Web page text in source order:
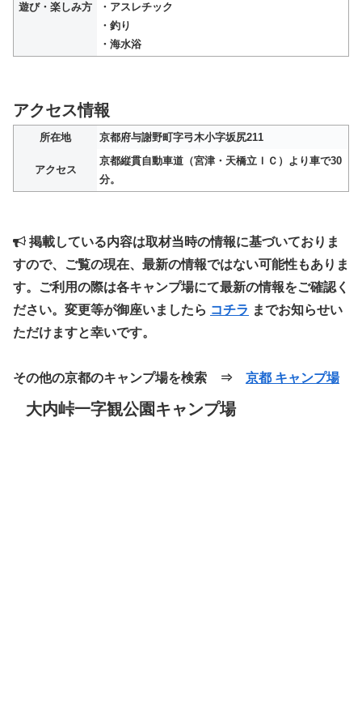
遊び・楽しみ方
・アスレチック
・釣り
・海水浴
アクセス情報
所在地 京都府与謝野町字弓木小字坂尻211
アクセス
京都縦貫自動車道（宮津・天橋立ＩＣ）より車で30
分。
掲載している内容は取材当時の情報に基づいておりま
すので、ご覧の現在、最新の情報ではない可能性もありま
す。ご利用の際は各キャンプ場にて最新の情報をご確認く
ださい。変更等が御座いましたら コチラ までお知らせい
ただけますと幸いです。
その他の京都のキャンプ場を検索 ⇒ 京都 キャンプ場
大内峠一字観公園キャンプ場